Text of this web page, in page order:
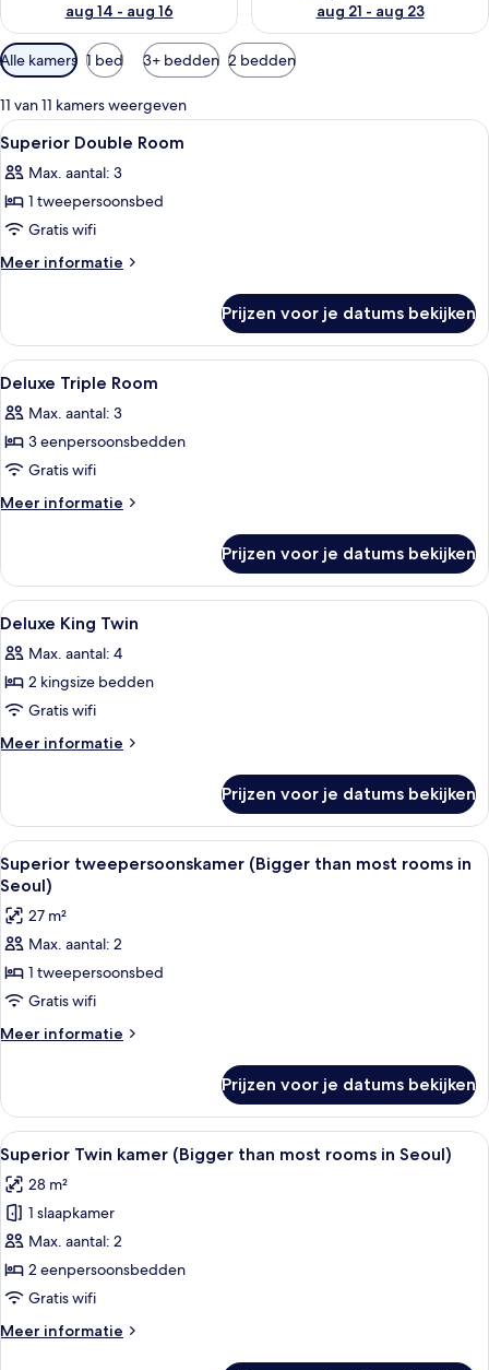
aug 14 - aug 16
aug 21 - aug 23
Beschikbare
filters
voor
kamers
Alle kamers 1 bed 3+ bedden 2 bedden
11 van 11 kamers weergeven
Alle
foto's
voor
Superior
Double
Room
Geluiddichte muren, gratis wifi,
20
Superior Double Room
Max. aantal: 3
1 tweepersoonsbed
Gratis wifi
Meer informatie
Meer
Double
Room
Prijzen voor je datums bekijken
Alle
foto's
voor
Deluxe
Triple
Room
Geluiddichte muren, gratis wifi,
3
Deluxe Triple Room
Max. aantal: 3
3 eenpersoonsbedden
Gratis wifi
Meer informatie
Meer
Triple
Room
Prijzen voor je datums bekijken
Alle
foto's
voor
Deluxe
King
Twin
Geluiddichte muren, gratis wifi,
5
Deluxe King Twin
Max. aantal: 4
2 kingsize bedden
Gratis wifi
Meer informatie
Meer
King
Twin
Prijzen voor je datums bekijken
Alle
foto's
voor
Superior
tweepersoonskamer
(Bigger
than
most
Seoul)
laden
Een hotelkamer met een groot bed,
4
Superior tweepersoonskamer (Bigger than most rooms in
Seoul)
27 m²
Max. aantal: 2
1 tweepersoonsbed
Gratis wifi
Meer informatie
Meer
tweepersoonskamer
(Bigger
than
most
rooms
in
Seoul)
Prijzen voor je datums bekijken
Alle
foto's
voor
Superior
Twin
kamer
(Bigger
most
Een hotelkamer met twee bedden,
2
Superior Twin kamer (Bigger than most rooms in Seoul)
28 m²
1 slaapkamer
Max. aantal: 2
2 eenpersoonsbedden
Gratis wifi
Meer informatie
Meer